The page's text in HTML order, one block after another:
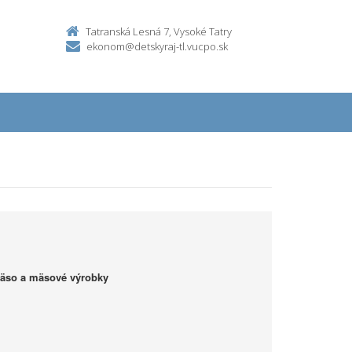
Tatranská Lesná 7, Vysoké Tatry
ekonom@detskyraj-tl.vucpo.sk
a mäsové výrobky